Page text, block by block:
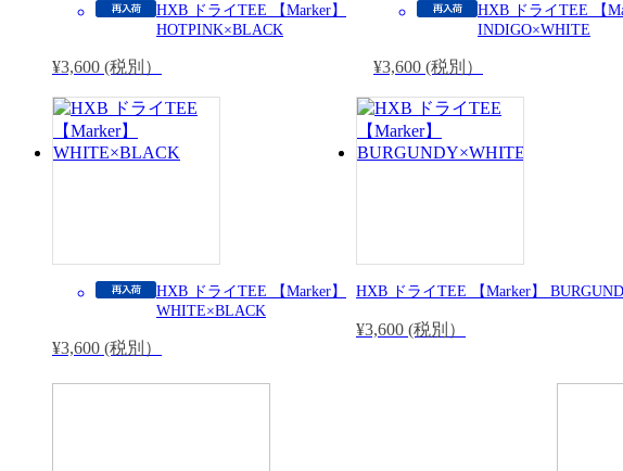
HXB ドライTEE 【Marker】
HOTPINK×BLACK
¥3,600 (税別）
HXB ドライTEE 【
INDIGO×WHITE
¥3,600 (税別）
HXB ドライTEE 【Marker】
WHITE×BLACK
¥3,600 (税別）
HXB ドライTEE 【Marker】
¥3,600 (税別）